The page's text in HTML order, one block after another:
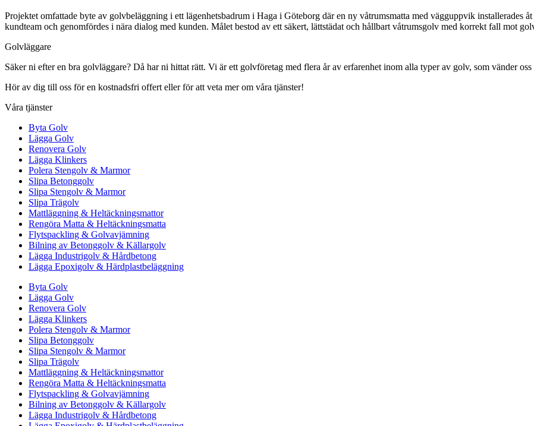
Projektet omfattade byte av golvbeläggning i ett lägenhetsbadrum i Haga i Göteborg där en ny våtrumsmatta med vägguppvik installerades
kundteam och genomfördes i nära dialog med kunden. Målet bestod av ett säkert, lättstädat och hållbart våtrumsgolv med korrekt fall mot
Golvläggare
Säker ni efter en bra golvläggare? Då har ni hittat rätt. Vi är ett golvföretag med flera år av erfarenhet inom alla typer av golv, som vänder
Hör av dig till oss för en kostnadsfri offert eller för att veta mer om våra tjänster!
Våra tjänster
Byta Golv
Lägga Golv
Renovera Golv
Lägga Klinkers
Polera Stengolv & Marmor
Slipa Betonggolv
Slipa Stengolv & Marmor
Slipa Trägolv
Mattläggning & Heltäckningsmattor
Rengöra Matta & Heltäckningsmatta
Flytspackling & Golvavjämning
Bilning av Betonggolv & Källargolv
Lägga Industrigolv & Hårdbetong
Lägga Epoxigolv & Härdplastbeläggning
Byta Golv
Lägga Golv
Renovera Golv
Lägga Klinkers
Polera Stengolv & Marmor
Slipa Betonggolv
Slipa Stengolv & Marmor
Slipa Trägolv
Mattläggning & Heltäckningsmattor
Rengöra Matta & Heltäckningsmatta
Flytspackling & Golvavjämning
Bilning av Betonggolv & Källargolv
Lägga Industrigolv & Hårdbetong